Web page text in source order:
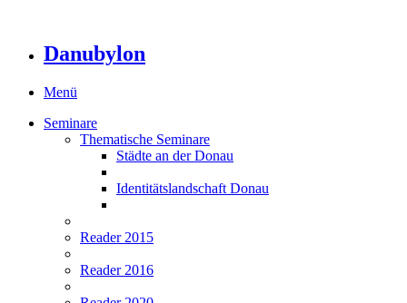
Danubylon
Menü
Seminare
Thematische Seminare
Städte an der Donau
Identitätslandschaft Donau
Reader 2015
Reader 2016